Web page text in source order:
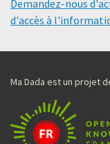
Demandez-nous
d'accès à
Ma Dada est un projet